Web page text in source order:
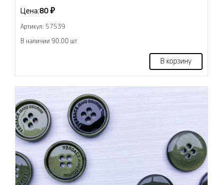
Цена:80 ₽
Артикул: 57539
В наличии 90.00 шт
В корзину